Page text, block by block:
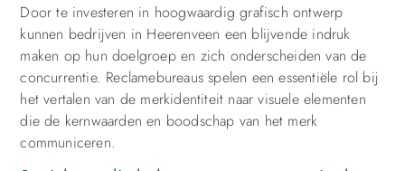
Door te investeren in hoogwaardig grafisch ontwerp
kunnen bedrijven in Heerenveen een blijvende indruk
maken op hun doelgroep en zich onderscheiden van de
concurrentie. Reclamebureaus spelen een essentiële rol bij
het vertalen van de merkidentiteit naar visuele elementen
die de kernwaarden en boodschap van het merk
communiceren.